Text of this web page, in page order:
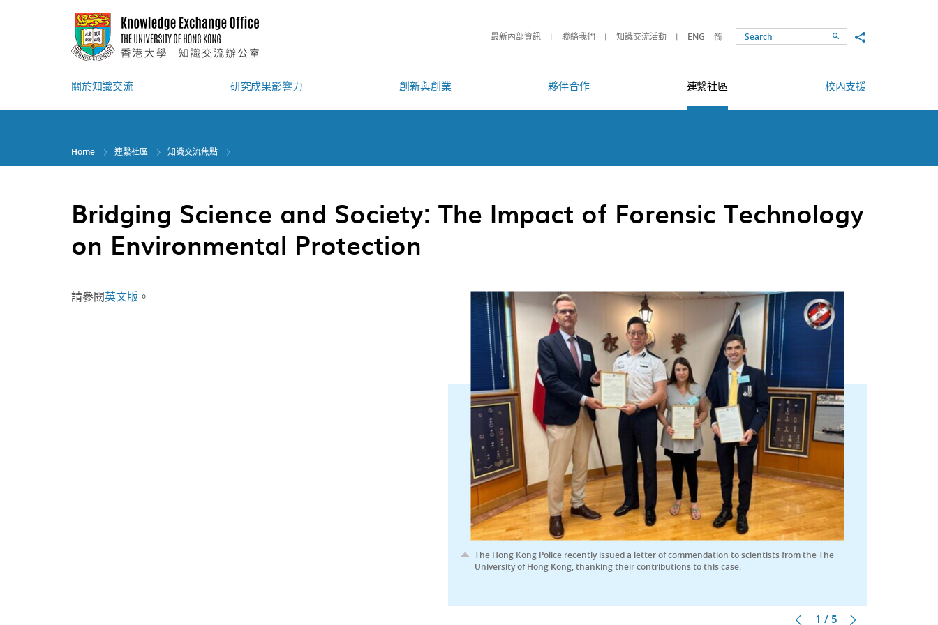
最新內部資訊 聯絡我們 知識交流活動 ENG 简 SearchShare to
關於知識交流 研究成果影響力 創新與創業 夥伴合作 連繫社區 校內支援
Home 連繫社區 知識交流焦點
Bridging Science and Society: The Impact of Forensic Technology
on Environmental Protection
The Hong Kong Police recently issued a letter of commendation to scientists from the The
University of Hong Kong, thanking their contributions to this case.
1 / 5
請參閱英文版 。